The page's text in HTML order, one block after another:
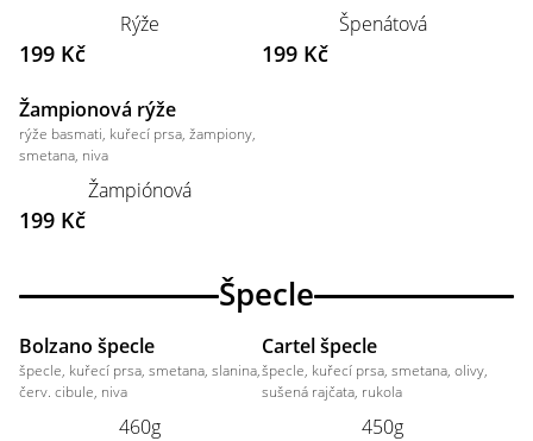
Rýže
199 Kč
Špenátová
199 Kč
Žampionová rýže
rýže basmati, kuřecí prsa, žampiony,
smetana, niva
Žampiónová
199 Kč
Špecle
Bolzano špecle
špecle, kuřecí prsa, smetana, slanina,
červ. cibule, niva
460g
Cartel špecle
špecle, kuřecí prsa, smetana, olivy,
sušená rajčata, rukola
450g